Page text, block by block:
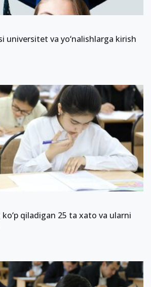
universitet va yo‘nalishlarga kirish
qiladigan 25 ta xato va ularni